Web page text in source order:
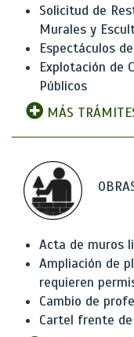
Solicitud de
Murales y
Espectáculos
Explotación de
Públicos
MÁS
Acta de muros
Ampliación de
requieren
Cambio de
Cartel frente de